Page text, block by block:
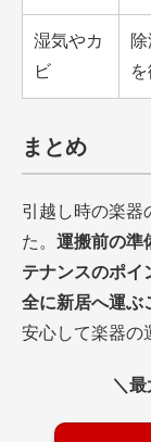
湿気やカ
ビ
まとめ
引越し時の楽器
た。 運搬前の準
テナンスのポイ
全に新居へ運ぶ
安心して楽器の
＼